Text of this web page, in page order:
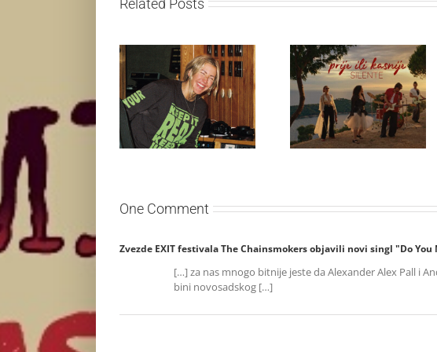
Ellie Goulding otkriva
nežniju stranu novim
singlom „4 Seasons“
Silente objavio novi
singl “Prije ili kasnije”
One Comment
Zvezde EXIT festivala The Chainsmokers objavili novi singl "Do You
[…] za nas mnogo bitnije jeste da Alexander Alex Pall i
bini novosadskog […]